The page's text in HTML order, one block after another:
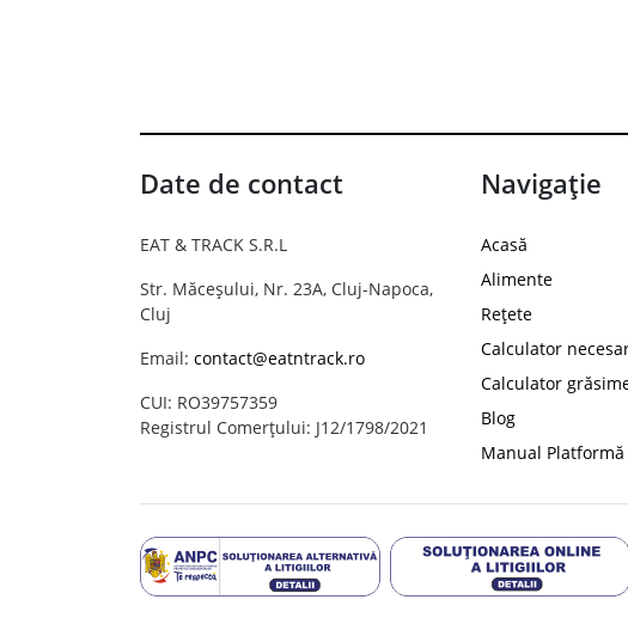
Date de contact
EAT & TRACK S.R.L
Str. Măceșului, Nr. 23A, Cluj-Napoca,
Cluj
Email: contact@eatntrack.ro
CUI: RO39757359
Registrul Comerțului: J12/1798/2021
Navigație
Acasă
Alimente
Rețete
Calculator
Calculator
Blog
Manual